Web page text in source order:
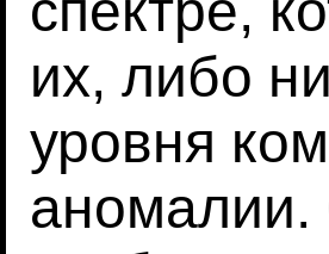
их, либо
уровня
аномалии.